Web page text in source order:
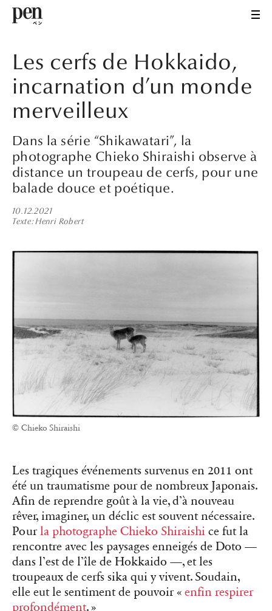
Les cerfs de Hokkaido,
incarnation d’un monde
merveilleux
Dans la série “Shikawatari”, la
photographe Chieko Shiraishi observe à
distance un troupeau de cerfs, pour une
balade douce et poétique.
10.12.2021
Texte Henri Robert
© Chieko Shiraishi
Les tragiques événements survenus en 2011 ont
été un traumatisme pour de nombreux Japonais.
Afin de reprendre goût à la vie, d’à nouveau
rêver, imaginer, un déclic est souvent nécessaire.
Pourla photographe Chieko Shiraishi ce fut la
rencontre avec les paysages enneigés de Doto —
dans l’est de l’île de Hokkaido —, et les
troupeaux de cerfs sika qui y vivent. Soudain,
elle eut le sentiment de pouvoir « enfin respirer
profondément. »